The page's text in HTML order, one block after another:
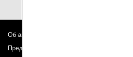
Об авиакомпании ANA
Предложения и объявления